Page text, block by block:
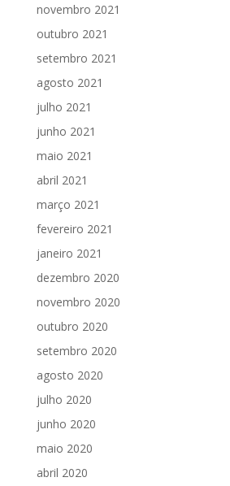
novembro 2021
outubro 2021
setembro 2021
agosto 2021
julho 2021
junho 2021
maio 2021
abril 2021
março 2021
fevereiro 2021
janeiro 2021
dezembro 2020
novembro 2020
outubro 2020
setembro 2020
agosto 2020
julho 2020
junho 2020
maio 2020
abril 2020